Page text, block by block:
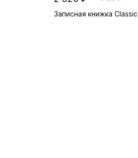
Записная книжка